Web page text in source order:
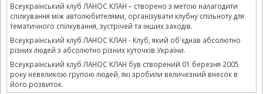
Всеукраїнський клуб ЛАНОС КЛАН – створено з метою налагодити
спілкування між автолюбителями, організувати клубну спільноту для
тематичного спілкування, зустрічей та інших заходів.
Всеукраїнський клуб ЛАНОС КЛАН - Клуб, який об'єднав абсолютно
різних людей з абсолютно різних куточків України.
Всеукраїнський клуб ЛАНОС КЛАН був створений 01 березня 2005
року невеликою групою людей, які зробили величезний внесок в
його розвиток.